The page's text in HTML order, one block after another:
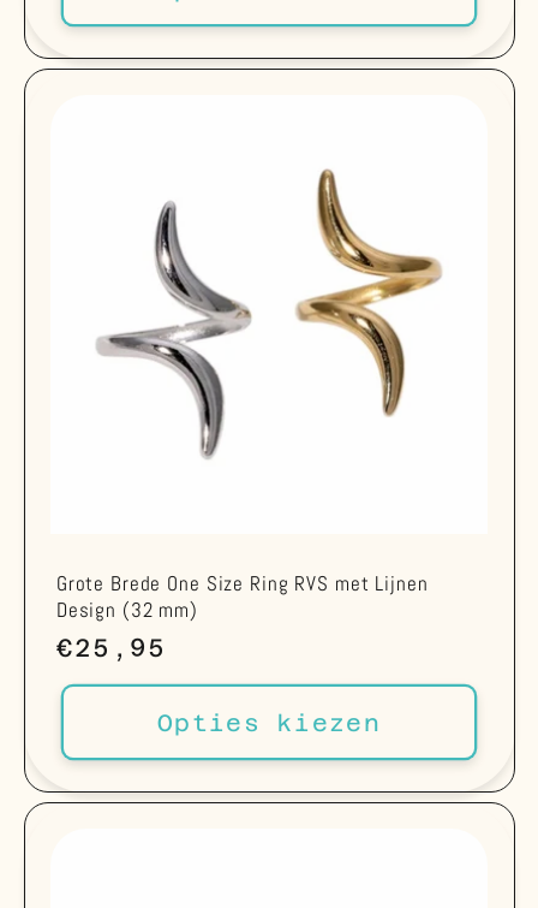
Grote Brede One Size Ring RVS met Lijnen
Design (32 mm)
Normale
prijs
€25,95
Opties kiezen